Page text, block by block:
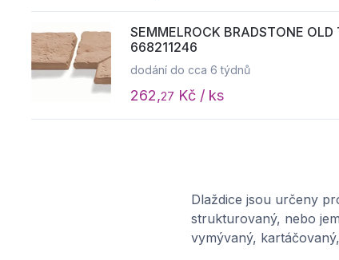
SEMMELROCK BRADSTONE
668211246
dodání do cca 6 týdnů
262,27 Kč / ks
Dlaždice jsou určeny
strukturovaný, nebo
vymývaný,